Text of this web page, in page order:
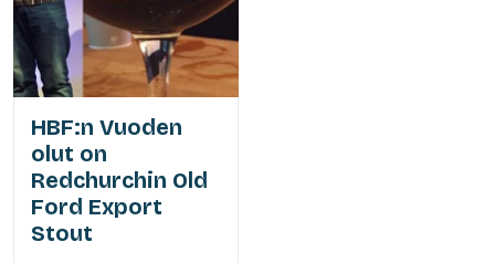
HBF:n Vuoden
olut on
Redchurchin Old
Ford Export
Stout